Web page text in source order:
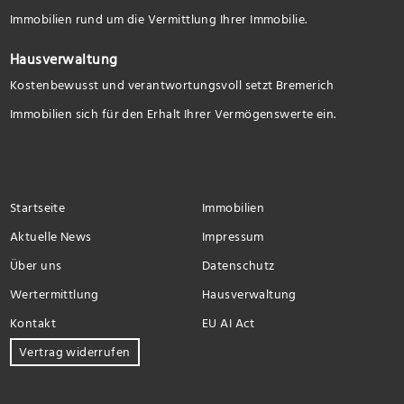
Immobilien rund um die Vermittlung Ihrer Immobilie.
Hausverwaltung
Kostenbewusst und verantwortungsvoll setzt Bremerich
Immobilien sich für den Erhalt Ihrer Vermögenswerte ein.
Startseite
Immobilien
Aktuelle News
Impressum
Über uns
Datenschutz
Wertermittlung
Hausverwaltung
Kontakt
EU AI Act
Vertrag widerrufen